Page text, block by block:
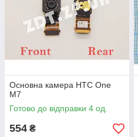
Основна камера HTC One
M7
Готово до відправки 4 од.
554 ₴